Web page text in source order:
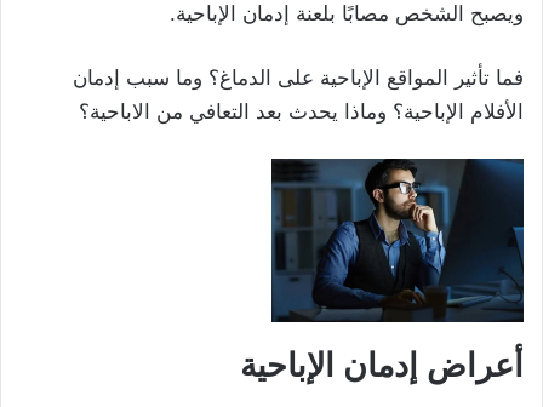
ويصبح الشخص مصابًا بلعنة إدمان الإباحية.
فما تأثير المواقع الإباحية على الدماغ؟ وما سبب إدمان
الأفلام الإباحية؟ وماذا يحدث بعد التعافي من الاباحية؟
أعراض إدمان الإباحية